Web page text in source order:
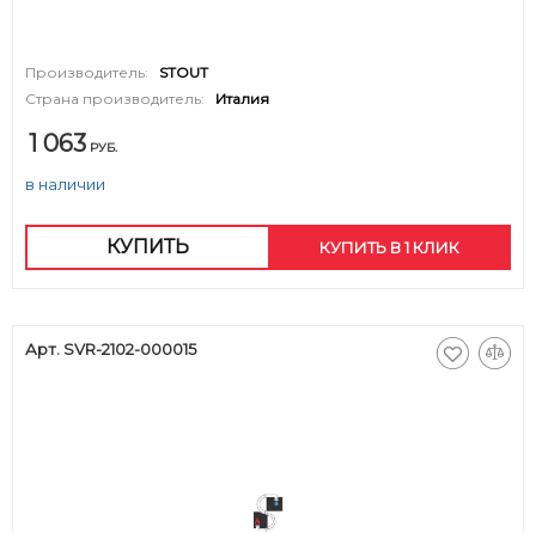
Производитель:
STOUT
Страна производитель:
Италия
1 063 РУБ.
в наличии
КУПИТЬ КУПИТЬ В 1 КЛИК
Арт. SVR-2102-000015